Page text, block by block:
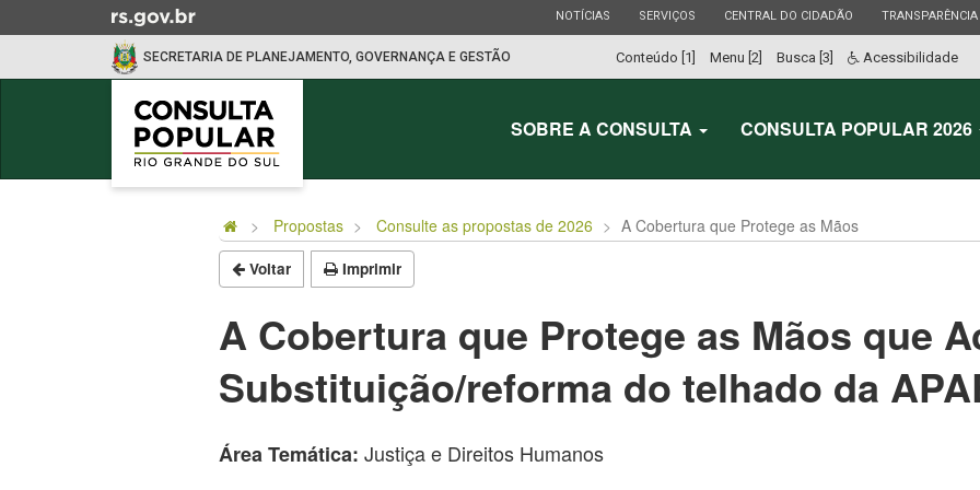
para
ESTADO
NOTÍCIAS ESTADO
SERVIÇOS ESTADO
CENTRAL DO CIDADÃO ESTADO
TRANSPARÊNCIA
SECRETARIA DE PLANEJAMENTO, GOVERNANÇA E GESTÃO Conteúdo [1] Menu [2] Busca [3] Acessibilidade
SOBRE A CONSULTA CONSULTA POPULAR 2026
Propostas Consulte as propostas de 2026 A Cobertura que Protege as Mãos
Voltar Imprimir
A Cobertura que Protege as Mãos que
Substituição/reforma do telhado da
Área Temática: Justiça e Direitos Humanos